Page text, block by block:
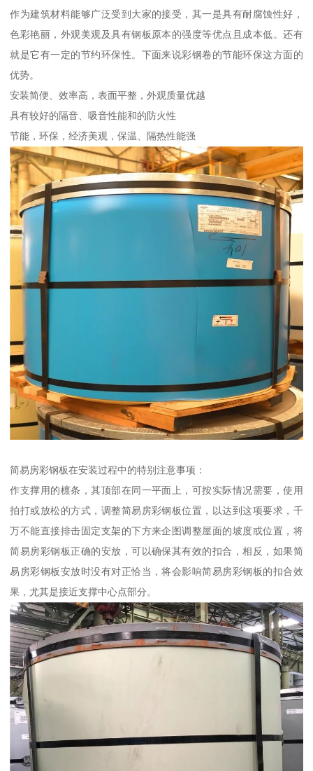
作为建筑材料能够广泛受到大家的接受，其一是具有耐腐蚀性好，
色彩艳丽，外观美观及具有钢板原本的强度等优点且成本低。还有
就是它有一定的节约环保性。下面来说彩钢卷的节能环保这方面的
优势。
安装简便、效率高，表面平整，外观质量优越
具有较好的隔音、吸音性能和的防火性
节能，环保，经济美观，保温、隔热性能强
简易房彩钢板在安装过程中的特别注意事项：
作支撑用的檩条，其顶部在同一平面上，可按实际情况需要，使用
拍打或放松的方式，调整简易房彩钢板位置，以达到这项要求，千
万不能直接排击固定支架的下方来企图调整屋面的坡度或位置，将
简易房彩钢板正确的安放，可以确保其有效的扣合，相反，如果简
易房彩钢板安放时没有对正恰当，将会影响简易房彩钢板的扣合效
果，尤其是接近支撑中心点部分。